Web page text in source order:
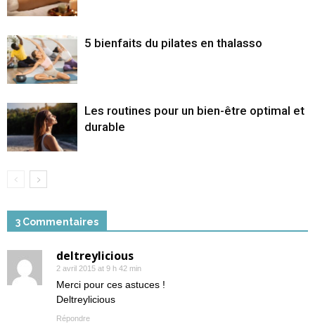
5 bienfaits du pilates en thalasso
Les routines pour un bien-être optimal et
durable
3 Commentaires
deltreylicious
2 avril 2015 at 9 h 42 min
Merci pour ces astuces !
Deltreylicious
Répondre